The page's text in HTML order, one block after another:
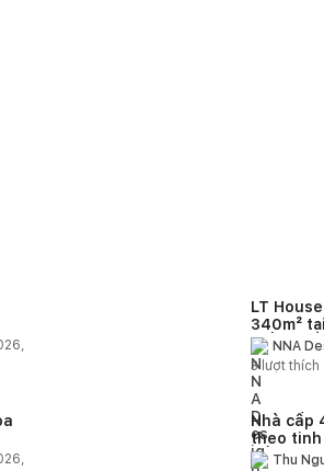
LT
340m²
kiến trúc
kết nối
NNA
3lượt thích |
Nhà cấp
theo tinh
sống
Thu